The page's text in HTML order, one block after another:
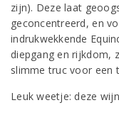
zijn). Deze laat
geconcentreerd, en
indrukwekkende
diepgang en rijkdom,
slimme truc voor een
Leuk weetje: deze